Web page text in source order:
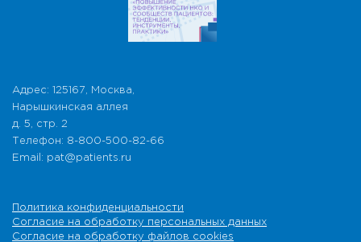
Адрес: 125167, Москва,
Нарышкинская аллея
д. 5, стр. 2
Телефон: 8-800-500-82-66
Email: pat@patients.ru
Политика конфиденциальности
Согласие на обработку персональных данных
Согласие на обработку файлов cookies